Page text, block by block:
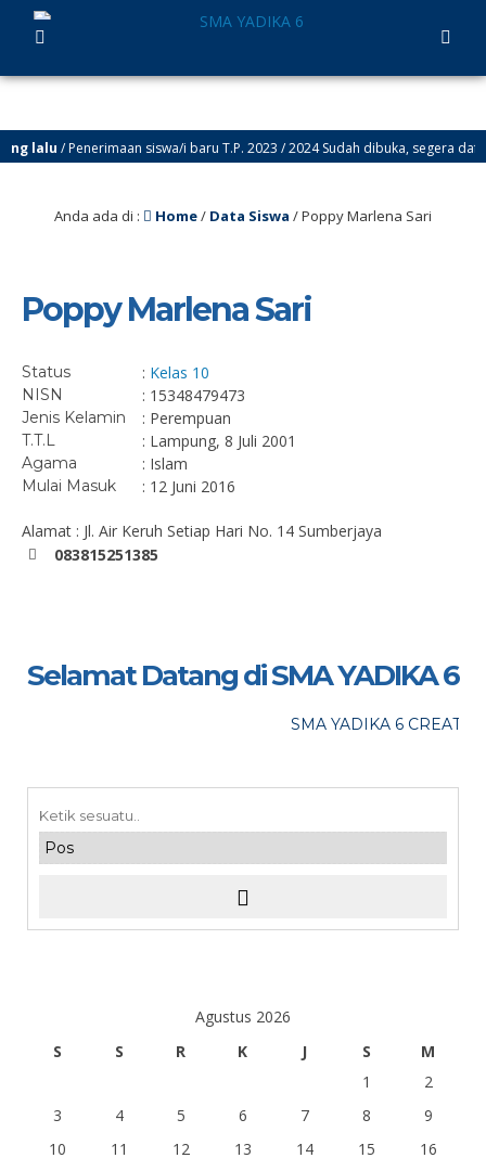
lalu/ Penerimaan siswa/i baru T.P. 2023 / 2024 Sudah dibuka, segera
Anda ada di : Home/ Data Siswa /Poppy Marlena Sari
Poppy Marlena Sari
Status : Kelas 10
NISN : 15348479473
Jenis Kelamin : Perempuan
T.T.L : Lampung, 8 Juli 2001
Agama : Islam
Mulai Masuk : 12 Juni 2016
Alamat : Jl. Air Keruh Setiap Hari No. 14 Sumberjaya
083815251385
Selamat Datang di SMA YADIKA 6
SMA YADIKA 6
Agustus 2026
S
S R K J S
M
1
2
3
4 5 6 7 8
9
10
11 12 13 14 15
16